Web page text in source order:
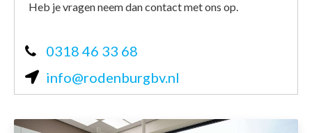
Heb je vragen neem dan contact met ons op.
0318 46 33 68
info@rodenburgbv.nl